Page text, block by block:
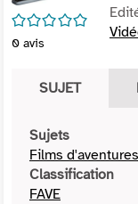
/5
0 avis
SUJET
Sujets
Films d'aventures
Classification
FAVE